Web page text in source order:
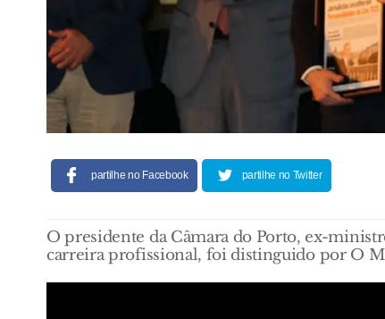
partilhe no Facebook partilhe no Twitter
O presidente da Câmara do Porto, ex-
carreira profissional, foi distinguido por O